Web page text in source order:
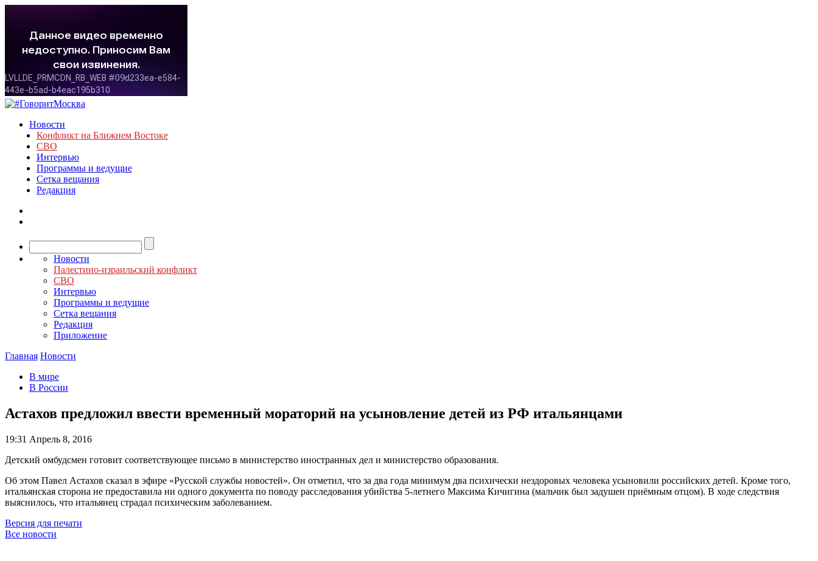
Новости
Конфликт на Ближнем Востоке
СВО
Интервью
Программы и ведущие
Сетка вещания
Редакция
Новости
Палестино-израильский конфликт
СВО
Интервью
Программы и ведущие
Сетка вещания
Редакция
Приложение
Главная Новости
В мире
В России
Астахов предложил ввести временный мораторий на усыновление детей из РФ итальянцами
19:31 Апрель 8, 2016
Детский омбудсмен готовит соответствующее письмо в министерство иностранных дел и министерство образования.
Об этом Павел Астахов сказал в эфире «Русской службы новостей». Он отметил, что за два года минимум два психически нездоровых человека усыновили российских детей. Кроме того,
итальянская сторона не предоставила ни одного документа по поводу расследования убийства 5-летнего Максима Кичигина (мальчик был задушен приёмным отцом). В ходе следствия
выяснилось, что итальянец страдал психическим заболеванием.
Версия для печати
Все новости